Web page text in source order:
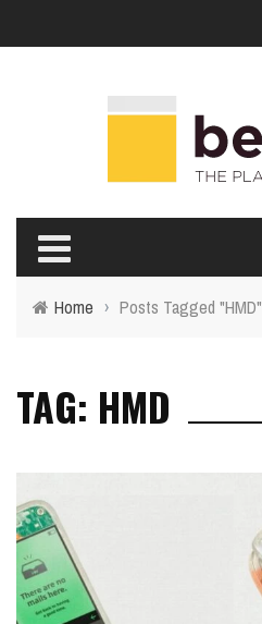
Home › Posts Tagged "HMD"
TAG: HMD